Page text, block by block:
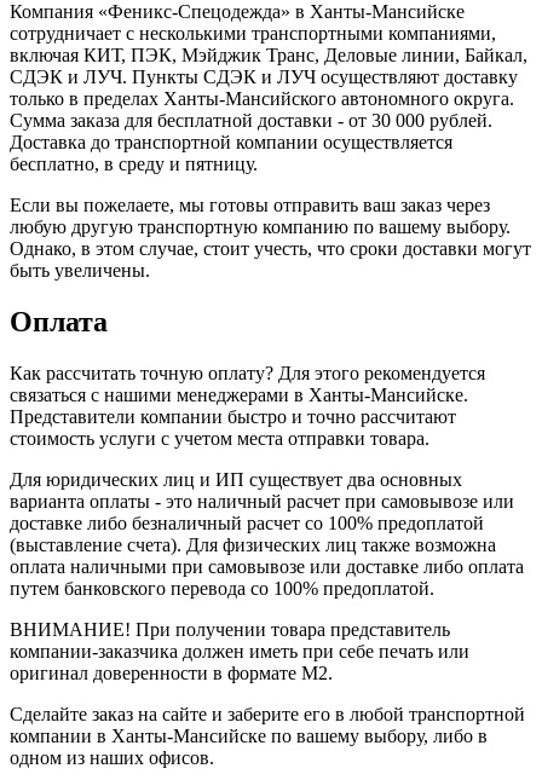
Компания «Феникс-Спецодежда» в Ханты-Мансийске
сотрудничает с несколькими транспортными компаниями,
включая КИТ, ПЭК, Мэйджик Транс, Деловые линии, Байкал,
CДЭК и ЛУЧ. Пункты CДЭК и ЛУЧ осуществляют доставку
только в пределах Ханты‑Мансийского автономного округа.
Сумма заказа для бесплатной доставки - от 30 000 рублей.
Доставка до транспортной компании осуществляется
бесплатно, в среду и пятницу.
Если вы пожелаете, мы готовы отправить ваш заказ через
любую другую транспортную компанию по вашему выбору.
Однако, в этом случае, стоит учесть, что сроки доставки могут
быть увеличены.
Оплата
Как рассчитать точную оплату? Для этого рекомендуется
связаться с нашими менеджерами в Ханты-Мансийске.
Представители компании быстро и точно рассчитают
стоимость услуги с учетом места отправки товара.
Для юридических лиц и ИП существует два основных
варианта оплаты - это наличный расчет при самовывозе или
доставке либо безналичный расчет со 100% предоплатой
(выставление счета). Для физических лиц также возможна
оплата наличными при самовывозе или доставке либо оплата
путем банковского перевода со 100% предоплатой.
ВНИМАНИЕ! При получении товара представитель
компании-заказчика должен иметь при себе печать или
оригинал доверенности в формате М2.
Сделайте заказ на сайте и заберите его в любой транспортной
компании в Ханты-Мансийске по вашему выбору, либо в
одном из наших офисов.